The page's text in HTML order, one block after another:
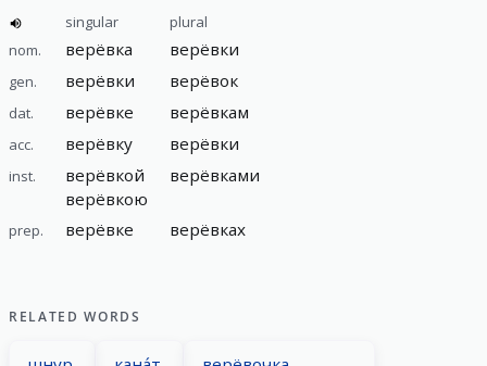
singular
plural
nom.
верёвка верёвки
gen. верёвки верёвок
dat. верёвке верёвкам
acc. верёвку верёвки
inst.
верёвкой
верёвкою
верёвками
prep. верёвке верёвках
RELATED WORDS